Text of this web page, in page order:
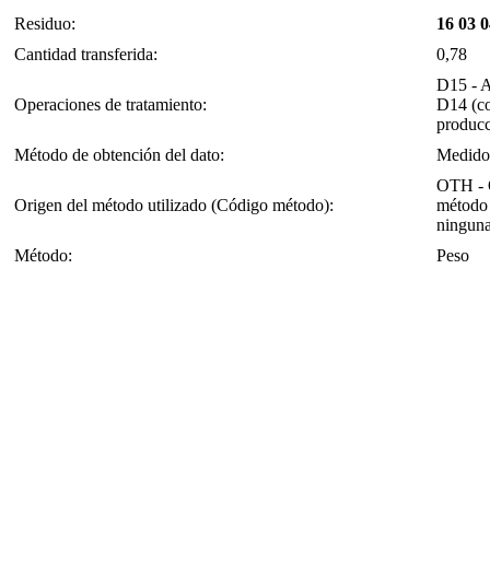
Residuo:
16 03
Cantidad transferida:
0,78
Operaciones de tratamiento:
D15 -
D14
Método de obtención del dato:
Medido
Origen del método utilizado (Código método):
OTH -
Método:
Peso